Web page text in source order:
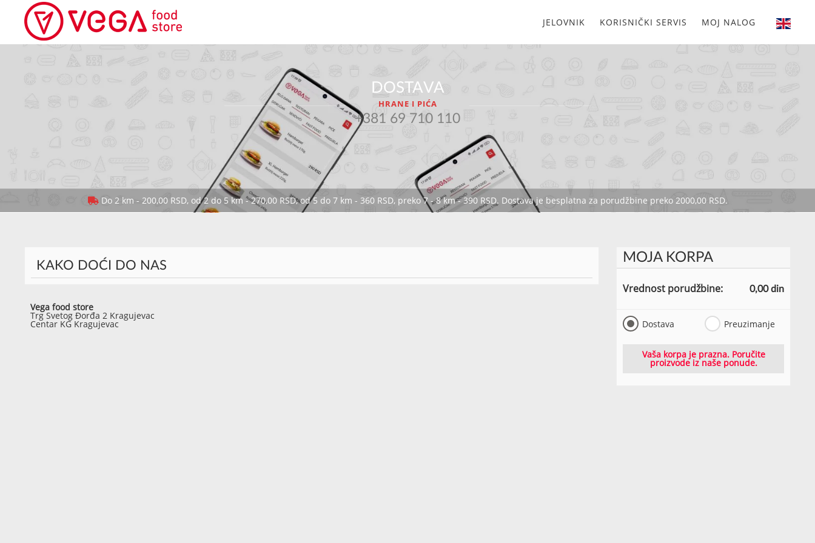
JELOVNIK KORISNIČKI SERVIS MOJ NALOG
DOSTAVA
HRANE I PIĆA
+381 69 710 110
Do 2 km - 200,00 RSD, od 2 do 5 km - 270,00 RSD, od 5 do 7 km - 360 RSD, preko 7 - 8 km - 390 RSD. Dostava je besplatna za porudžbine preko 2000,00 RSD.
KAKO DOĆI DO NAS
Vega food store
Trg Svetog Đorđa 2 Kragujevac
Centar KG Kragujevac
MOJA KORPA
Vrednost porudžbine: 0,00 din
Dostava Preuzimanje
Vaša korpa je prazna. Poručite
proizvode iz naše ponude.